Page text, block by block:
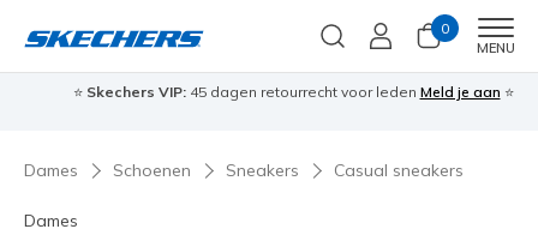
0
MENU
Skechers VIP:45 dagen retourrecht voor ledenMeld je aan⭐
Dames Schoenen Sneakers Casual sneakers
Dames